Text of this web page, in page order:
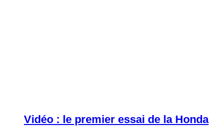
Vidéo : le premier essai de la Honda